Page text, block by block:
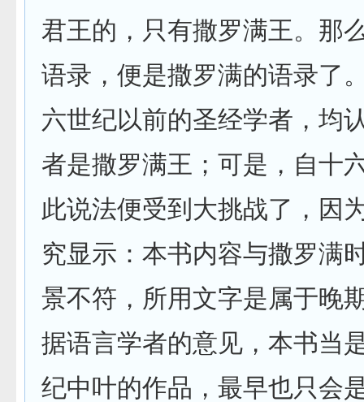
君王的，只有撒罗满王。那
语录，便是撒罗满的语录了
六世纪以前的圣经学者，均
者是撒罗满王；可是，自十
此说法便受到大挑战了，因
究显示：本书内容与撒罗满
景不符，所用文字是属于晚
据语言学者的意见，本书当
纪中叶的作品，最早也只会